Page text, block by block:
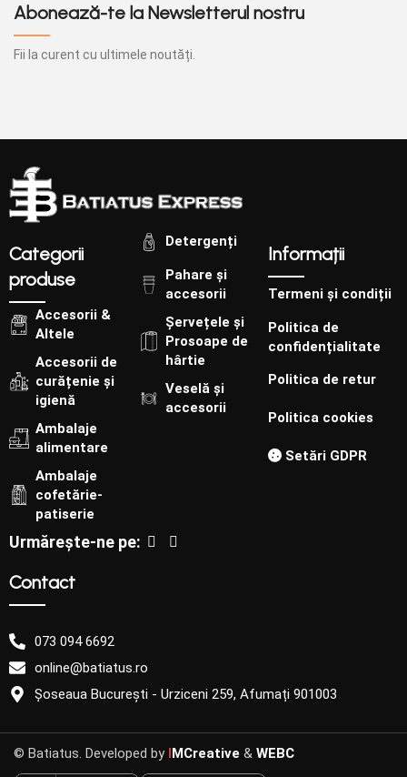
Abonează-te la Newsletterul nostru
Fii la curent cu ultimele noutăți.
Categorii
produse
Accesorii &
Altele
Accesorii de
curățenie și
igienă
Ambalaje
alimentare
Ambalaje
cofetărie-
patiserie
Detergenți
Pahare și
accesorii
Șervețele și
Prosoape de
hârtie
Veselă și
accesorii
Informații
Termeni și condiții
Politica de
confidențialitate
Politica de retur
Politica cookies
Setări GDPR
Urmărește-ne pe:
Contact
073 094 6692
online@batiatus.ro
Șoseaua București - Urziceni 259, Afumați 901003
© Batiatus. Developed by IMCreative & WEBC